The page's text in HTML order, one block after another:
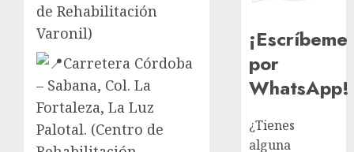
de Rehabilitación
Varonil)
Carretera Córdoba
– Sabana, Col. La
Fortaleza, La Luz
Palotal. (Centro de
¡Escríbeme
por
WhatsApp!
¿Tienes
alguna